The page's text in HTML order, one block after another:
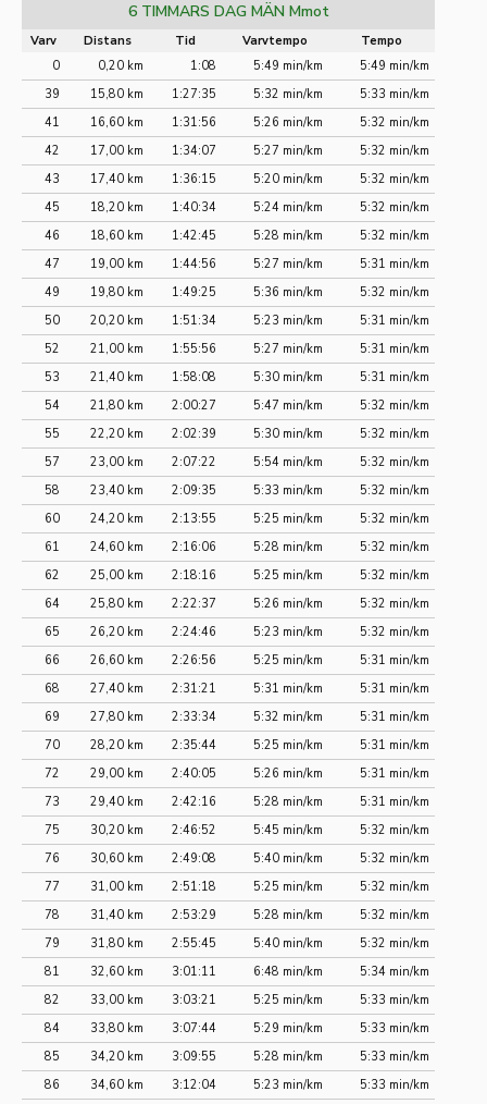
6 TIMMARS DAG MÄN Mmot
Varv Distans Tid Varvtempo
Tempo
0
0,20 km 1:08 5:49 min/km
5:49 min/km
39
15,80 km 1:27:35 5:32 min/km
5:33 min/km
41
16,60 km 1:31:56 5:26 min/km
5:32 min/km
42
17,00 km 1:34:07 5:27 min/km
5:32 min/km
43
17,40 km 1:36:15 5:20 min/km
5:32 min/km
45
18,20 km 1:40:34 5:24 min/km
5:32 min/km
46
18,60 km 1:42:45 5:28 min/km
5:32 min/km
47
19,00 km 1:44:56 5:27 min/km
5:31 min/km
49
19,80 km 1:49:25 5:36 min/km
5:32 min/km
50
20,20 km 1:51:34 5:23 min/km
5:31 min/km
52
21,00 km 1:55:56 5:27 min/km
5:31 min/km
53
21,40 km 1:58:08 5:30 min/km
5:31 min/km
54
21,80 km 2:00:27 5:47 min/km
5:32 min/km
55
22,20 km 2:02:39 5:30 min/km
5:32 min/km
57
23,00 km 2:07:22 5:54 min/km
5:32 min/km
58
23,40 km 2:09:35 5:33 min/km
5:32 min/km
60
24,20 km 2:13:55 5:25 min/km
5:32 min/km
61
24,60 km 2:16:06 5:28 min/km
5:32 min/km
62
25,00 km 2:18:16 5:25 min/km
5:32 min/km
64
25,80 km 2:22:37 5:26 min/km
5:32 min/km
65
26,20 km 2:24:46 5:23 min/km
5:32 min/km
66
26,60 km 2:26:56 5:25 min/km
5:31 min/km
68
27,40 km 2:31:21 5:31 min/km
5:31 min/km
69
27,80 km 2:33:34 5:32 min/km
5:31 min/km
70
28,20 km 2:35:44 5:25 min/km
5:31 min/km
72
29,00 km 2:40:05 5:26 min/km
5:31 min/km
73
29,40 km 2:42:16 5:28 min/km
5:31 min/km
75
30,20 km 2:46:52 5:45 min/km
5:32 min/km
76
30,60 km 2:49:08 5:40 min/km
5:32 min/km
77
31,00 km 2:51:18 5:25 min/km
5:32 min/km
78
31,40 km 2:53:29 5:28 min/km
5:32 min/km
79
31,80 km 2:55:45 5:40 min/km
5:32 min/km
81
32,60 km 3:01:11 6:48 min/km
5:34 min/km
82
33,00 km 3:03:21 5:25 min/km
5:33 min/km
84
33,80 km 3:07:44 5:29 min/km
5:33 min/km
85
34,20 km 3:09:55 5:28 min/km
5:33 min/km
86
34,60 km 3:12:04 5:23 min/km
5:33 min/km